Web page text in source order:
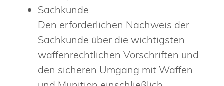
Sachkunde
Den erforderlichen Nachweis der
Sachkunde über die wichtigsten
waffenrechtlichen Vorschriften und
den sicheren Umgang mit Waffen